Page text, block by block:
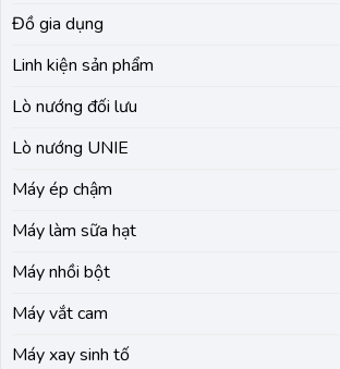
Đồ gia dụng
Linh kiện sản phẩm
Lò nướng đối lưu
Lò nướng UNIE
Máy ép chậm
Máy làm sữa hạt
Máy nhồi bột
Máy vắt cam
Máy xay sinh tố